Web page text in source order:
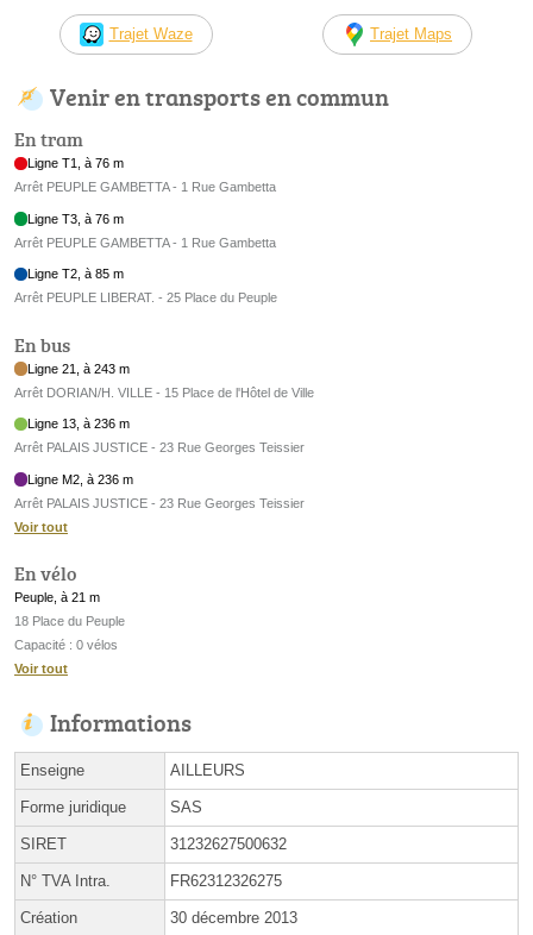
Trajet Waze Trajet Maps
Venir en transports en commun
En tram
Ligne T1, à 76 m
Arrêt PEUPLE GAMBETTA - 1 Rue Gambetta
Ligne T3, à 76 m
Arrêt PEUPLE GAMBETTA - 1 Rue Gambetta
Ligne T2, à 85 m
Arrêt PEUPLE LIBERAT. - 25 Place du Peuple
En bus
Ligne 21, à 243 m
Arrêt DORIAN/H. VILLE - 15 Place de l'Hôtel de Ville
Ligne 13, à 236 m
Arrêt PALAIS JUSTICE - 23 Rue Georges Teissier
Ligne M2, à 236 m
Arrêt PALAIS JUSTICE - 23 Rue Georges Teissier
Voir tout
En vélo
Peuple, à 21 m
18 Place du Peuple
Capacité : 0 vélos
Voir tout
Informations
Enseigne AILLEURS
Forme juridique SAS
SIRET 31232627500632
N° TVA Intra. FR62312326275
Création 30 décembre 2013